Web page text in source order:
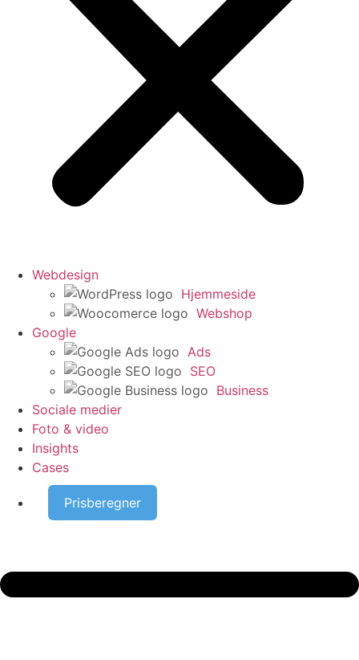
Webdesign
Hjemmeside
Webshop
Google
Ads
SEO
Business
Sociale medier
Foto & video
Insights
Cases
Prisberegner